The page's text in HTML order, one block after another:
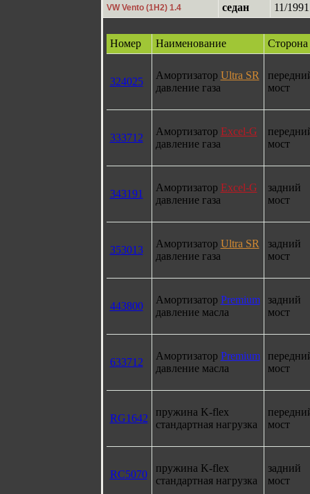
VW Vento (1H2) 1.4 седан 11/
Номер Наименование Сторона
324025
Амортизатор Ultra SR
давление газа
мост
333712
Амортизатор Excel-G
давление газа
мост
343191
Амортизатор Excel-G
давление газа
задний
мост
353013
Амортизатор Ultra SR
давление газа
задний
мост
443800
Амортизатор Premium
давление масла
задний
мост
633712
Амортизатор Premium
давление масла
мост
RG1642
пружина K-flex
стандартная нагрузка
мост
RC5070
пружина K-flex
стандартная нагрузка
задний
мост